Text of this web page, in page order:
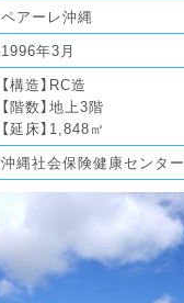
ペアーレ沖縄
1996年3月
【構造】RC造
【階数】地上3階
【延床】1,848㎡
沖縄社会保険健康センター